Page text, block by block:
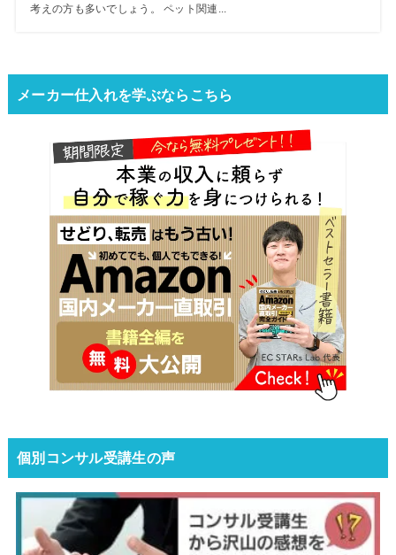
考えの方も多いでしょう。 ペット関連...
メーカー仕入れを学ぶならこちら
個別コンサル受講生の声